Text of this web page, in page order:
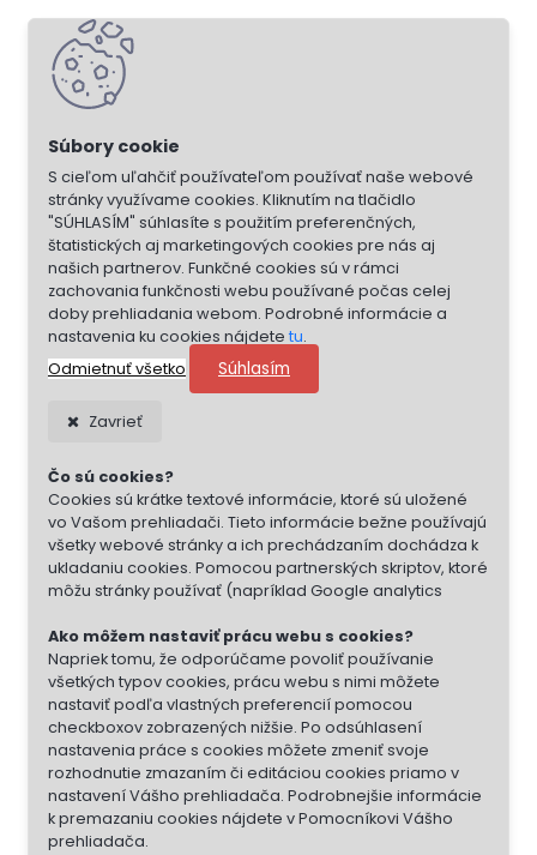
S cieľom uľahčiť používateľom používať naše webové
stránky využívame cookies. Kliknutím na tlačidlo
"SÚHLASÍM" súhlasíte s použitím preferenčných,
štatistických aj marketingových cookies pre nás aj
našich partnerov. Funkčné cookies sú v rámci
zachovania funkčnosti webu používané počas celej
doby prehliadania webom. Podrobné informácie a
nastavenia ku cookies nájdete tu.
Odmietnuť všetko
Súhlasím
Zavrieť
Čo sú cookies?
Cookies sú krátke textové informácie, ktoré sú uložené
vo Vašom prehliadači. Tieto informácie bežne používajú
všetky webové stránky a ich prechádzaním dochádza k
ukladaniu cookies. Pomocou partnerských skriptov, ktoré
môžu stránky používať (napríklad Google analytics
Ako môžem nastaviť prácu webu s cookies?
Napriek tomu, že odporúčame povoliť používanie
všetkých typov cookies, prácu webu s nimi môžete
nastaviť podľa vlastných preferencií pomocou
checkboxov zobrazených nižšie. Po odsúhlasení
nastavenia práce s cookies môžete zmeniť svoje
rozhodnutie zmazaním či editáciou cookies priamo v
nastavení Vášho prehliadača. Podrobnejšie informácie
k premazaniu cookies nájdete v Pomocníkovi Vášho
prehliadača.